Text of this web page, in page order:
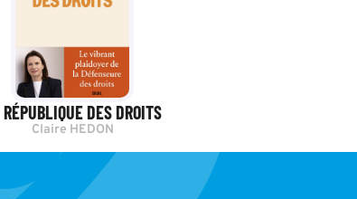
DES DROITS
Claire HEDON